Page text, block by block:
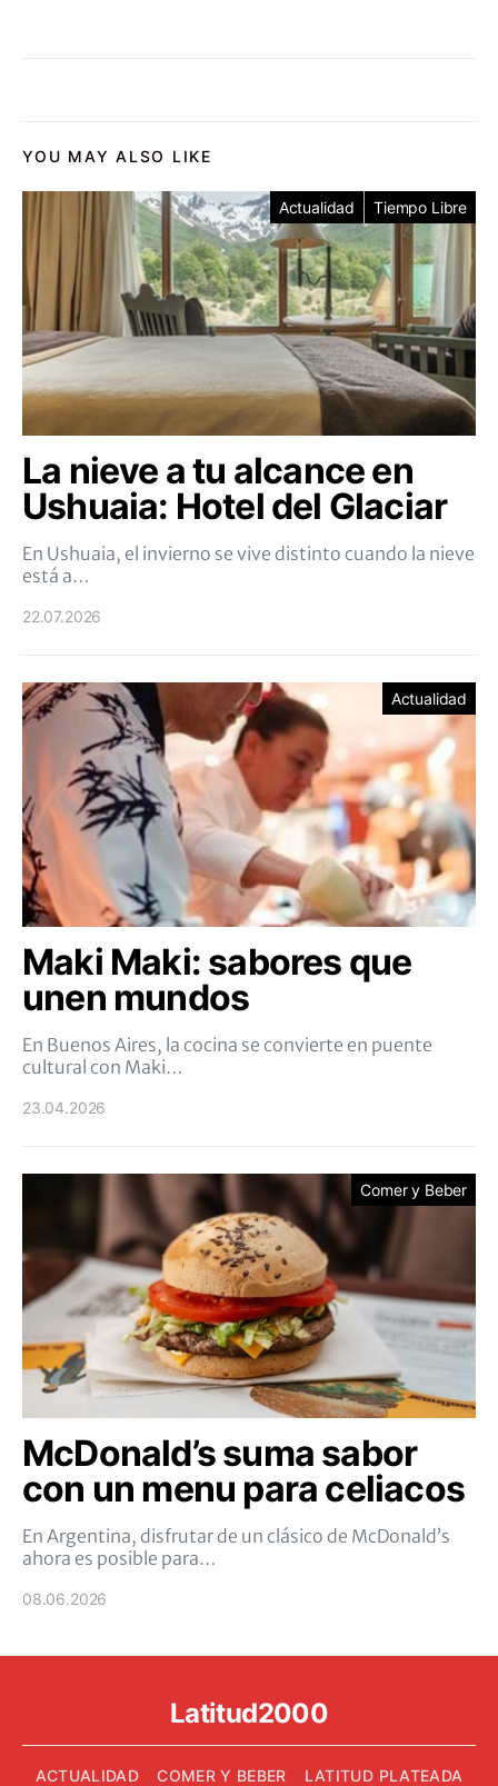
YOU MAY ALSO LIKE
Actualidad Tiempo Libre
La nieve a tu alcance en
Ushuaia: Hotel del Glaciar
En Ushuaia, el invierno se vive distinto cuando la nieve
está a…
22.07.2026
Actualidad
Maki Maki: sabores que
unen mundos
En Buenos Aires, la cocina se convierte en puente
cultural con Maki…
23.04.2026
Comer y Beber
McDonald’s suma sabor
con un menu para celiacos
En Argentina, disfrutar de un clásico de McDonald’s
ahora es posible para…
08.06.2026
Latitud2000
ACTUALIDAD COMER Y BEBER LATITUD PLATEADA